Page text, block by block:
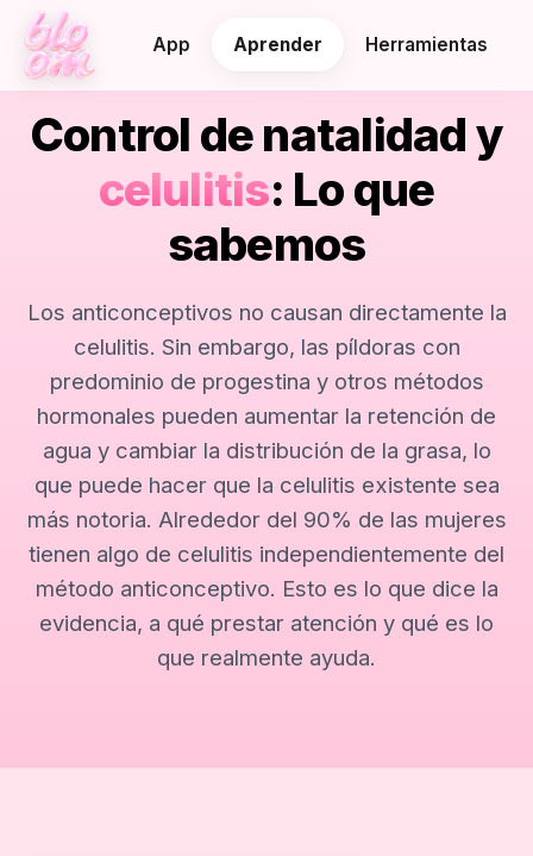
App Aprender Herramientas
Control de natalidad y
celulitis: Lo que
sabemos
Los anticonceptivos no causan directamente la
celulitis. Sin embargo, las píldoras con
predominio de progestina y otros métodos
hormonales pueden aumentar la retención de
agua y cambiar la distribución de la grasa, lo
que puede hacer que la celulitis existente sea
más notoria. Alrededor del 90% de las mujeres
tienen algo de celulitis independientemente del
método anticonceptivo. Esto es lo que dice la
evidencia, a qué prestar atención y qué es lo
que realmente ayuda.